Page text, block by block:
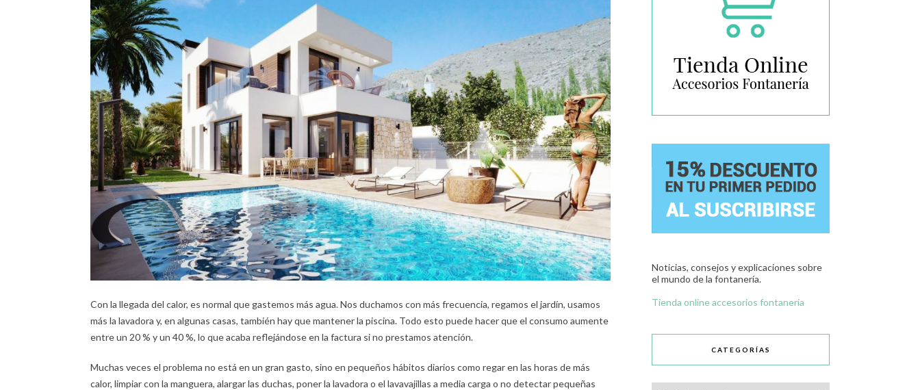
Con la llegada del calor, es normal que gastemos más agua. Nos duchamos con más frecuencia, regamos el jardín, usamos
más la lavadora y, en algunas casas, también hay que mantener la piscina. Todo esto puede hacer que el consumo aumente
entre un 20 % y un 40 %, lo que acaba reflejándose en la factura si no prestamos atención.
Muchas veces el problema no está en un gran gasto, sino en pequeños hábitos diarios como regar en las horas de más
calor, limpiar con la manguera, alargar las duchas, poner la lavadora o el lavavajillas a media carga o no detectar pequeñas
Noticias, consejos y explicaciones sobre
el mundo de la fontanería.
Tienda online accesorios fontanería
CATEGORÍAS